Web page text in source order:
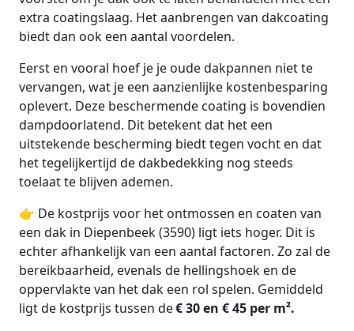
extra coatingslaag. Het aanbrengen van dakcoating
biedt dan ook een aantal voordelen.
Eerst en vooral hoef je je oude dakpannen niet te
vervangen, wat je een aanzienlijke kostenbesparing
oplevert. Deze beschermende coating is bovendien
dampdoorlatend. Dit betekent dat het een
uitstekende bescherming biedt tegen vocht en dat
het tegelijkertijd de dakbedekking nog steeds
toelaat te blijven ademen.
👉 De kostprijs voor het ontmossen en coaten van
een dak in Diepenbeek (3590) ligt iets hoger. Dit is
echter afhankelijk van een aantal factoren. Zo zal de
bereikbaarheid, evenals de hellingshoek en de
oppervlakte van het dak een rol spelen. Gemiddeld
ligt de kostprijs tussen de€ 30 en € 45 per m².